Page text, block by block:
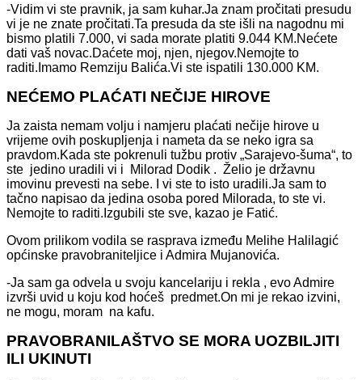
-Vidim vi ste pravnik, ja sam kuhar.Ja znam pročitati presudu
vi je ne znate pročitati.Ta presuda da ste išli na nagodnu mi
bismo platili 7.000, vi sada morate platiti 9.044 KM.Nećete
dati vaš novac.Daćete moj, njen, njegov.Nemojte to
raditi.Imamo Remziju Balića.Vi ste ispatili 130.000 KM.
NEĆEMO PLAĆATI NEČIJE HIROVE
Ja zaista nemam volju i namjeru plaćati nečije hirove u
vrijeme ovih poskupljenja i nameta da se neko igra sa
pravdom.Kada ste pokrenuli tužbu protiv „Sarajevo-šuma“, to
ste jedino uradili vi i Milorad Dodik . Želio je državnu
imovinu prevesti na sebe. I vi ste to isto uradili.Ja sam to
tačno napisao da jedina osoba pored Milorada, to ste vi.
Nemojte to raditi.Izgubili ste sve, kazao je Fatić.
Ovom prilikom vodila se rasprava između Melihe Halilagić
općinske pravobraniteljice i Admira Mujanovića.
-Ja sam ga odvela u svoju kancelariju i rekla , evo Admire
izvrši uvid u koju kod hoćeš predmet.On mi je rekao izvini,
ne mogu, moram na kafu.
PRAVOBRANILAŠTVO SE MORA UOZBILJITI
ILI UKINUTI